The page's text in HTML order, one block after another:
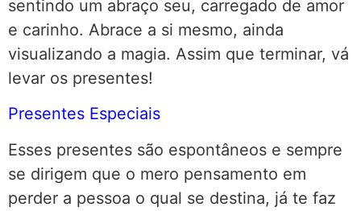
sentindo um abraço seu, carregado de amor
e carinho. Abrace a si mesmo, ainda
visualizando a magia. Assim que terminar, vá
levar os presentes!
Presentes Especiais
Esses presentes são espontâneos e sempre
se dirigem que o mero pensamento em
perder a pessoa o qual se destina, já te faz